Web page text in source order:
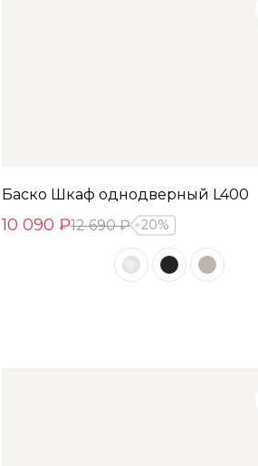
Баско Шкаф однодверный L400
10 090 ₽12 690 ₽ 20%